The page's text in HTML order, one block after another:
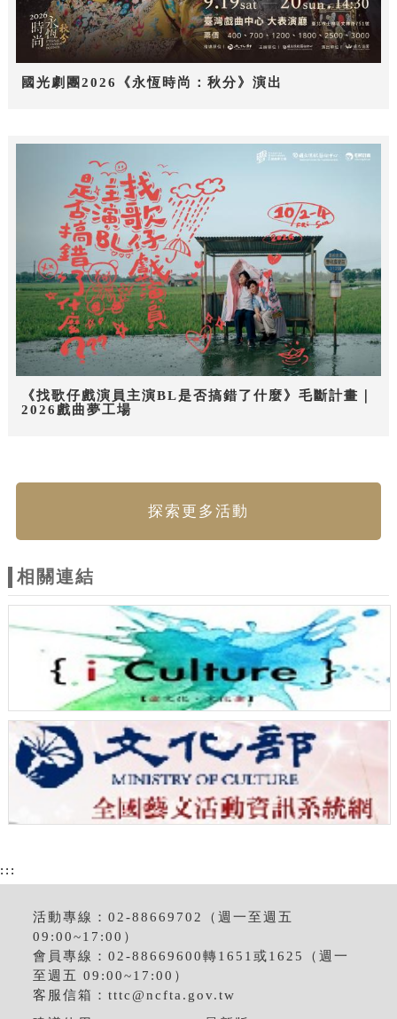
國光劇團2026《永恆時尚：秋分》演出
《找歌仔戲演員主演BL是否搞錯了什麼》毛斷計畫｜
2026戲曲夢工場
探索更多活動
相關連結
:::
活動專線：02-88669702（週一至週五
09:00~17:00）
會員專線：02-88669600轉1651或1625（週一
至週五 09:00~17:00）
客服信箱：tttc@ncfta.gov.tw